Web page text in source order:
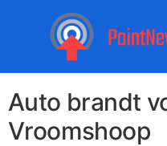
Auto brandt
Vroomshoop